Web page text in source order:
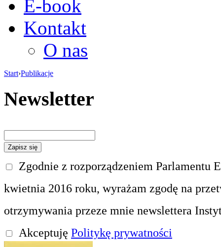
E-book
Kontakt
O nas
Start›Publikacje
Newsletter
Zgodnie z rozporządzeniem Parlamentu
kwietnia 2016 roku, wyrażam zgodę na
otrzymywania przeze mnie newslettera
Akceptuję Politykę prywatności